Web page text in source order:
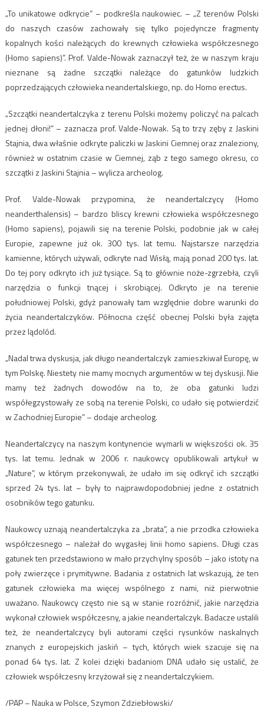
„To unikatowe odkrycie” – podkreśla naukowiec. – „Z terenów Polski
do naszych czasów zachowały się tylko pojedyncze fragmenty
kopalnych kości należących do krewnych człowieka współczesnego
(Homo sapiens)”. Prof. Valde-Nowak zaznaczył też, że w naszym kraju
nieznane są żadne szczątki należące do gatunków ludzkich
poprzedzających człowieka neandertalskiego, np. do Homo erectus.
„Szczątki neandertalczyka z terenu Polski możemy policzyć na palcach
jednej dłoni!” – zaznacza prof. Valde-Nowak. Są to trzy zęby z Jaskini
Stajnia, dwa właśnie odkryte paliczki w Jaskini Ciemnej oraz znaleziony,
również w ostatnim czasie w Ciemnej, ząb z tego samego okresu, co
szczątki z Jaskini Stajnia – wylicza archeolog.
Prof. Valde-Nowak przypomina, że neandertalczycy (Homo
neanderthalensis) – bardzo bliscy krewni człowieka współczesnego
(Homo sapiens), pojawili się na terenie Polski, podobnie jak w całej
Europie, zapewne już ok. 300 tys. lat temu. Najstarsze narzędzia
kamienne, których używali, odkryte nad Wisłą, mają ponad 200 tys. lat.
Do tej pory odkryto ich już tysiące. Są to głównie noże-zgrzebła, czyli
narzędzia o funkcji tnącej i skrobiącej. Odkryto je na terenie
południowej Polski, gdyż panowały tam względnie dobre warunki do
życia neandertalczyków. Północna część obecnej Polski była zajęta
przez lądolód.
„Nadal trwa dyskusja, jak długo neandertalczyk zamieszkiwał Europę, w
tym Polskę. Niestety nie mamy mocnych argumentów w tej dyskusji. Nie
mamy też żadnych dowodów na to, że oba gatunki ludzi
współegzystowały ze sobą na terenie Polski, co udało się potwierdzić
w Zachodniej Europie” – dodaje archeolog.
Neandertalczycy na naszym kontynencie wymarli w większości ok. 35
tys. lat temu. Jednak w 2006 r. naukowcy opublikowali artykuł w
„Nature”, w którym przekonywali, że udało im się odkryć ich szczątki
sprzed 24 tys. lat – były to najprawdopodobniej jedne z ostatnich
osobników tego gatunku.
Naukowcy uznają neandertalczyka za „brata”, a nie przodka człowieka
współczesnego – należał do wygasłej linii homo sapiens. Długi czas
gatunek ten przedstawiono w mało przychylny sposób – jako istoty na
poły zwierzęce i prymitywne. Badania z ostatnich lat wskazują, że ten
gatunek człowieka ma więcej wspólnego z nami, niż pierwotnie
uważano. Naukowcy często nie są w stanie rozróżnić, jakie narzędzia
wykonał człowiek współczesny, a jakie neandertalczyk. Badacze ustalili
też, że neandertalczycy byli autorami części rysunków naskalnych
znanych z europejskich jaskiń – tych, których wiek szacuje się na
ponad 64 tys. lat. Z kolei dzięki badaniom DNA udało się ustalić, że
człowiek współczesny krzyżował się z neandertalczykiem.
/PAP – Nauka w Polsce, Szymon Zdziebłowski/